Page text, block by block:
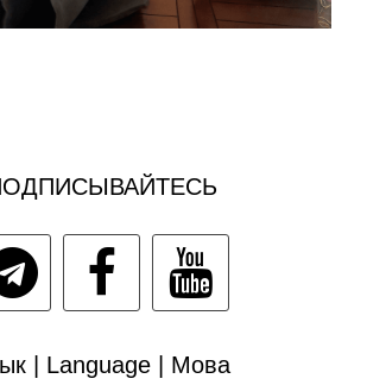
| Language | Мова